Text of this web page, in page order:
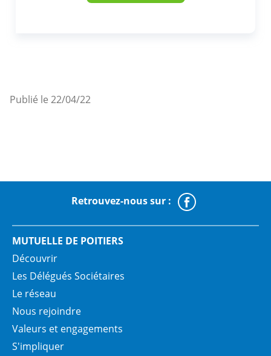
Publié le 22/04/22
Retrouvez-nous sur :
MUTUELLE DE POITIERS
Découvrir
Les Délégués Sociétaires
Le réseau
Nous rejoindre
Valeurs et engagements
S'impliquer